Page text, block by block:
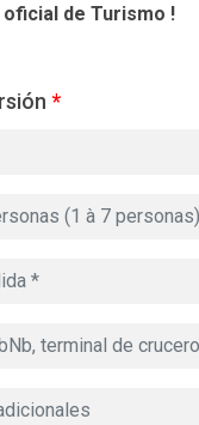
de Turismo !
*